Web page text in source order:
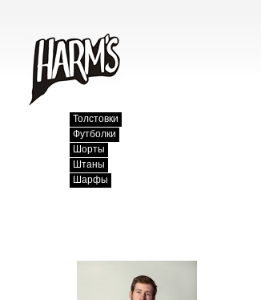
Толстовки
Футболки
Шорты
Штаны
Шарфы